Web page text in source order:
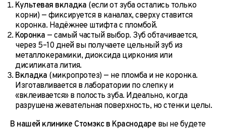
Культевая вкладка (если от зуба остались только
корни) — фиксируется в каналах, сверху ставится
коронка. Надёжнее штифта с пломбой.
Коронка — самый частый выбор. Зуб обтачивается,
через 5–10 дней вы получаете цельный зуб из
металлокерамики, диоксида циркония или
дисиликата лития.
Вкладка (микропротез) — не пломба и не коронка.
Изготавливается в лаборатории по слепку и
«вклеивается» в полость зуба. Идеально, когда
разрушена жевательная поверхность, но стенки целы.
В нашей клинике Стомэкс в Краснодаре вы не будете